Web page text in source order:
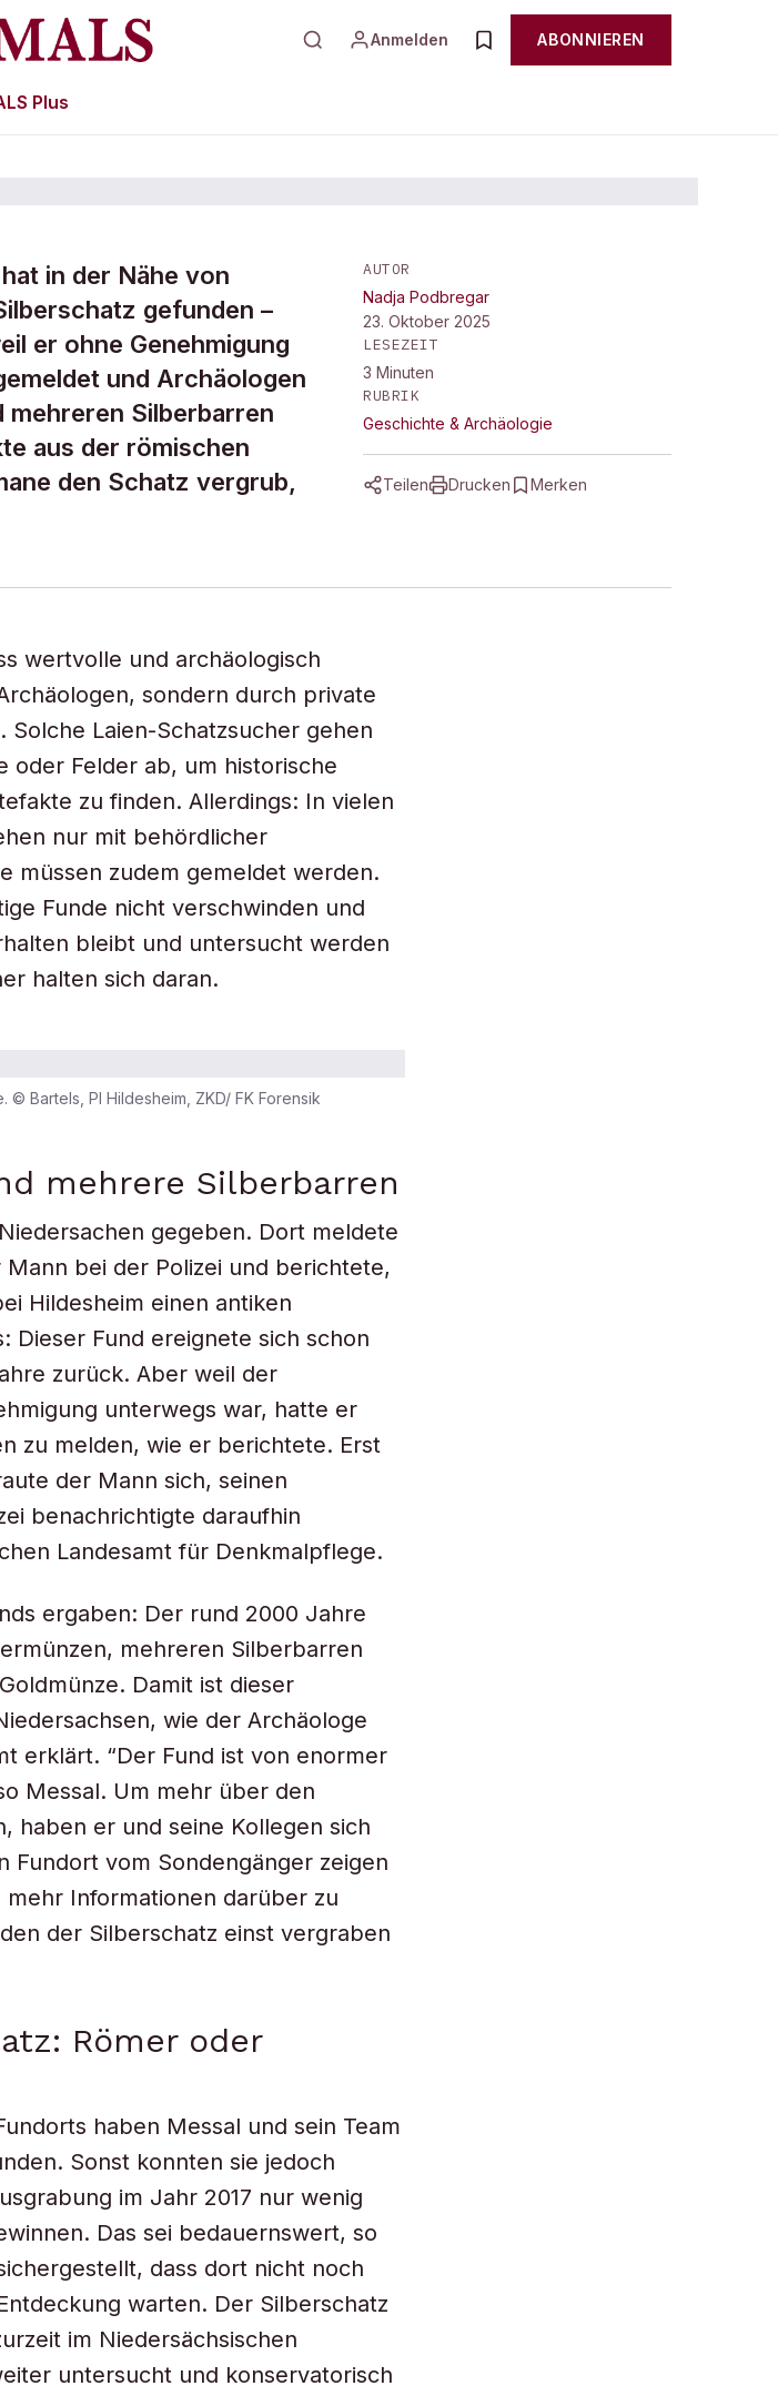
Anmelden ABONNIEREN
Plus
Silberschatz
in der Nähe von
gefunden –
er ohne Genehmigung
und Archäologen
Silberbarren
aus der römischen
den Schatz vergrub,
AUTOR
Nadja Podbregar
23. Oktober 2025
LESEZEIT
3 Minuten
RUBRIK
Geschichte & Archäologie
Teilen Drucken Merken
wertvolle und archäologisch
sondern durch private
Laien-Schatzsucher gehen
oder Felder ab, um historische
zu finden. Allerdings: In vielen
nur mit behördlicher
müssen zudem gemeldet werden.
Funde nicht verschwinden und
bleibt und untersucht werden
halten sich daran.
Bartels, PI Hildesheim, ZKD/ FK Forensik
mehrere Silberbarren
gegeben. Dort meldete
bei der Polizei und berichtete,
Hildesheim einen antiken
Dieser Fund ereignete sich schon
zurück. Aber weil der
unterwegs war, hatte er
zu melden, wie er berichtete. Erst
der Mann sich, seinen
benachrichtigte daraufhin
Landesamt für Denkmalpflege.
ergaben: Der rund 2000 Jahre
mehreren Silberbarren
Damit ist dieser
wie der Archäologe
erklärt. “Der Fund ist von enormer
Messal. Um mehr über den
haben er und seine Kollegen sich
Fundort vom Sondengänger zeigen
Informationen darüber zu
der Silberschatz einst vergraben
Römer oder
haben Messal und sein Team
Sonst konnten sie jedoch
im Jahr 2017 nur wenig
Das sei bedauernswert, so
dass dort nicht noch
warten. Der Silberschatz
im Niedersächsischen
untersucht und konservatorisch